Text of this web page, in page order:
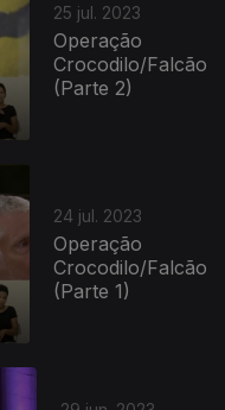
25 jul. 2023
Operação
Crocodilo/Falcão
(Parte 2)
24 jul. 2023
Operação
Crocodilo/Falcão
(Parte 1)